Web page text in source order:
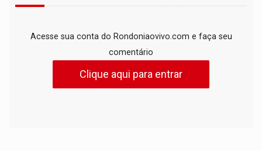
Acesse sua conta do Rondoniaovivo.com e faça seu
comentário
Clique aqui para entrar